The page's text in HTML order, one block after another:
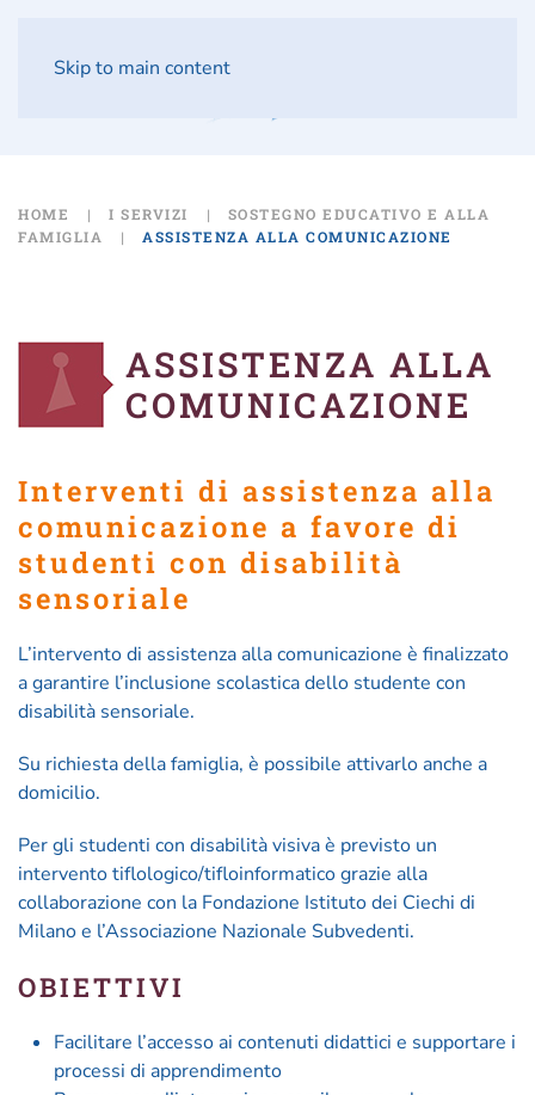
Skip to main content
HOME I SERVIZI
SOSTEGNO EDUCATIVO E ALLA
FAMIGLIA
ASSISTENZA ALLA COMUNICAZIONE
ASSISTENZA ALLA
COMUNICAZIONE
Interventi di assistenza alla
comunicazione a favore di
studenti con disabilità
sensoriale
L’intervento di assistenza alla comunicazione è finalizzato
a garantire l’inclusione scolastica dello studente con
disabilità sensoriale.
Su richiesta della famiglia, è possibile attivarlo anche a
domicilio.
Per gli studenti con disabilità visiva è previsto un
intervento tiflologico/tifloinformatico grazie alla
collaborazione con la Fondazione Istituto dei Ciechi di
Milano e l’Associazione Nazionale Subvedenti.
OBIETTIVI
Facilitare l’accesso ai contenuti didattici e supportare i
processi di apprendimento